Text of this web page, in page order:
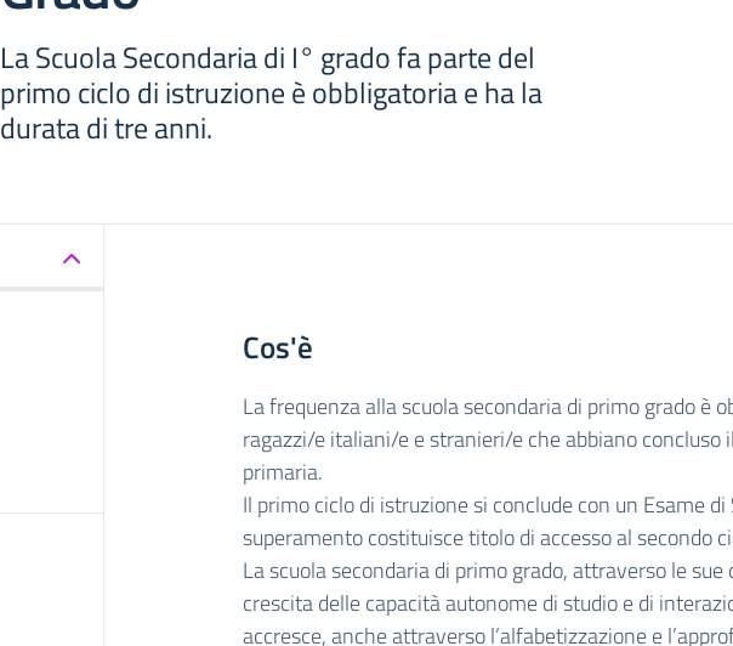
La Scuola Secondaria di I° grado fa parte del
primo ciclo di istruzione è obbligatoria e ha la
durata di tre anni.
Cos'è
La frequenza alla scuola secondaria di primo grado è
ragazzi/e italiani/e e stranieri/e che abbiano concluso
primaria.
Il primo ciclo di istruzione si conclude con un Esame di
superamento costituisce titolo di accesso al secondo
La scuola secondaria di primo grado, attraverso le
crescita delle capacità autonome di studio e di
accresce, anche attraverso l’alfabetizzazione e